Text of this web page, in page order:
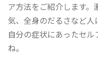
ア方法をご紹介します
気、全身のだるさなど人
自分の症状にあったセ
ね。